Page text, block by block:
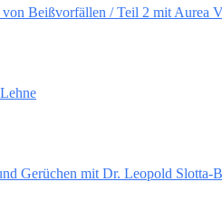
Beißvorfällen / Teil 2 mit Aurea
Gerüchen mit Dr. Leopold Slotta-